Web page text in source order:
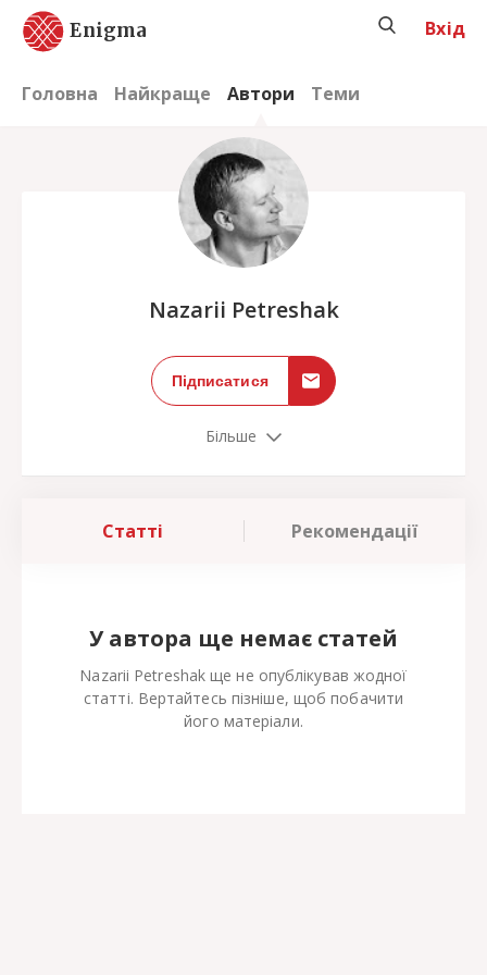
Enigma
Головна Найкраще Автори Теми
Вхід
Nazarii Petreshak
Підписатися
Більше
Статті Рекомендації
У автора ще немає статей
Nazarii Petreshak ще не опублікував жодної
статті. Вертайтесь пізніше, щоб побачити
його матеріали.